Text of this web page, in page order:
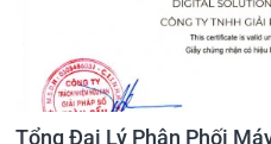
Tổng Đại Lý Phân Phối